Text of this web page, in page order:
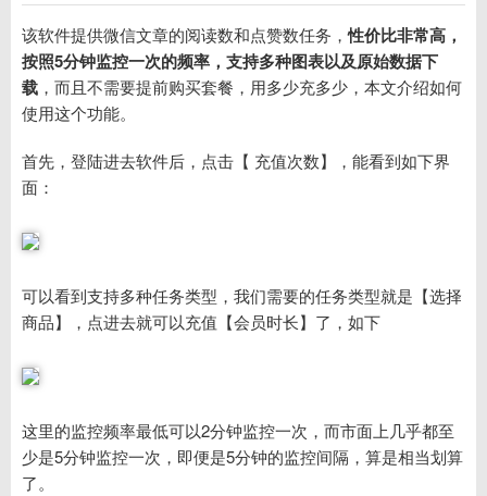
该软件提供微信文章的阅读数和点赞数任务，性价比非常高，
按照5分钟监控一次的频率，支持多种图表以及原始数据下
载 ，而且不需要提前购买套餐，用多少充多少，本文介绍如何
使用这个功能。
首先，登陆进去软件后，点击【 充值次数】，能看到如下界
面：
可以看到支持多种任务类型，我们需要的任务类型就是【选择
商品】，点进去就可以充值【会员时长】了，如下
这里的监控频率最低可以2分钟监控一次，而市面上几乎都至
少是5分钟监控一次，即便是5分钟的监控间隔，算是相当划算
了。